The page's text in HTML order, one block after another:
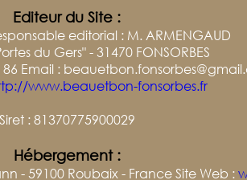
Editeur du Site :
editorial : M. ARMENGAUD
du Gers" - 31470 FONSORBES
86 Email :
www.beauetbon-fonsorbes.fr
Siret : 81370775900029
Hébergement :
- 59100 Roubaix - France Site Web :